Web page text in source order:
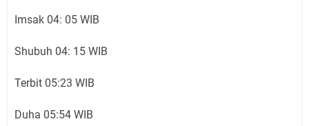
Imsak 04: 05 WIB
Shubuh 04: 15 WIB
Terbit 05:23 WIB
Duha 05:54 WIB